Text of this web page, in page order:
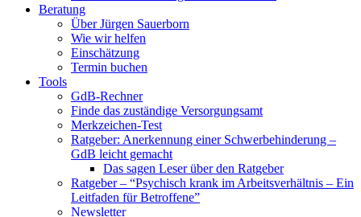
Beratung
Über Jürgen Sauerborn
Wie wir helfen
Einschätzung
Termin buchen
Tools
GdB-Rechner
Finde das zuständige Versorgungsamt
Merkzeichen-Test
Ratgeber: Anerkennung einer Schwerbehinderung –
GdB leicht gemacht
Das sagen Leser über den Ratgeber
Ratgeber – “Psychisch krank im Arbeitsverhältnis – Ein
Leitfaden für Betroffene”
Newsletter